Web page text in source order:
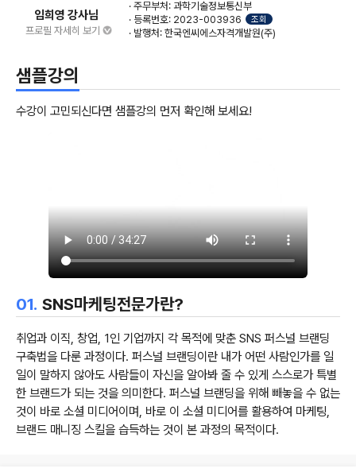
임희영 강사님
프로필 자세히 보기
· 주무부처: 과학기술정보통신부
· 등록번호: 2023-003936
조회
· 발행처: 한국엔씨에스자격개발원(주)
샘플강의
수강이 고민되신다면 샘플강의 먼저 확인해 보세요!
01. SNS마케팅전문가란?
취업과 이직, 창업, 1인 기업까지 각 목적에 맞춘 SNS 퍼스널 브랜딩
구축법을 다룬 과정이다. 퍼스널 브랜딩이란 내가 어떤 사람인가를 일
일이 말하지 않아도 사람들이 자신을 알아봐 줄 수 있게 스스로가 특별
한 브랜드가 되는 것을 의미한다. 퍼스널 브랜딩을 위해 빼놓을 수 없는
것이 바로 소셜 미디어이며, 바로 이 소셜 미디어를 활용하여 마케팅,
브랜드 매니징 스킬을 습득하는 것이 본 과정의 목적이다.